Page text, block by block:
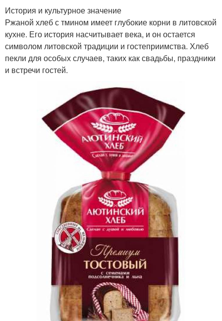
История и культурное значение
Ржаной хлеб с тмином имеет глубокие корни в литовской
кухне. Его история насчитывает века, и он остается
символом литовской традиции и гостеприимства. Хлеб
пекли для особых случаев, таких как свадьбы, праздники
и встречи гостей.